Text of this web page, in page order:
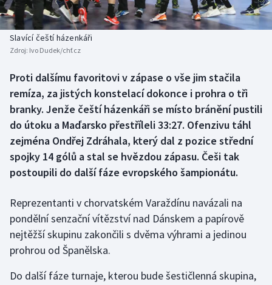
Basketbal
Biatlon
Box
Curling
Dostihy
Florbal
Futsal
Golf
Gymnastika
Historické návraty
Aplikace ČT sport
Slavící čeští házenkáři
Zdroj: Ivo Dudek/chf.cz
Proti dalšímu favoritovi v zápase o vše jim stačila
remíza, za jistých konstelací dokonce i prohra o tři
branky. Jenže čeští házenkáři se místo bránění pustili
do útoku a Maďarsko přestříleli 33:27. Ofenzivu táhl
zejména Ondřej Zdráhala, který dal z pozice střední
spojky 14 gólů a stal se hvězdou zápasu. Češi tak
postoupili do další fáze evropského šampionátu.
Reprezentanti v chorvatském Varaždínu navázali na
pondělní senzační vítězství nad Dánskem a papírově
nejtěžší skupinu zakončili s dvěma výhrami a jedinou
prohrou od Španělska.
Do další fáze turnaje, kterou bude šestičlenná skupina,